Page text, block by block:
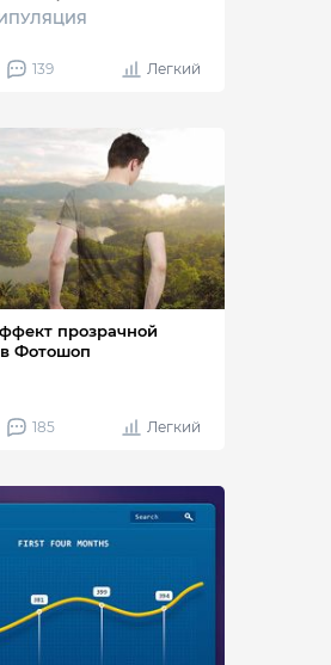
139 Легкий
прозрачной
Фотошоп
185 Легкий